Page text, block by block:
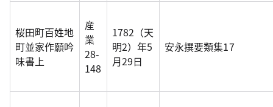
桜田町百姓地
町並家作願吟
味書上
産
業
28-
148
1782（天
明2）年5
月29日
安永撰要類集17